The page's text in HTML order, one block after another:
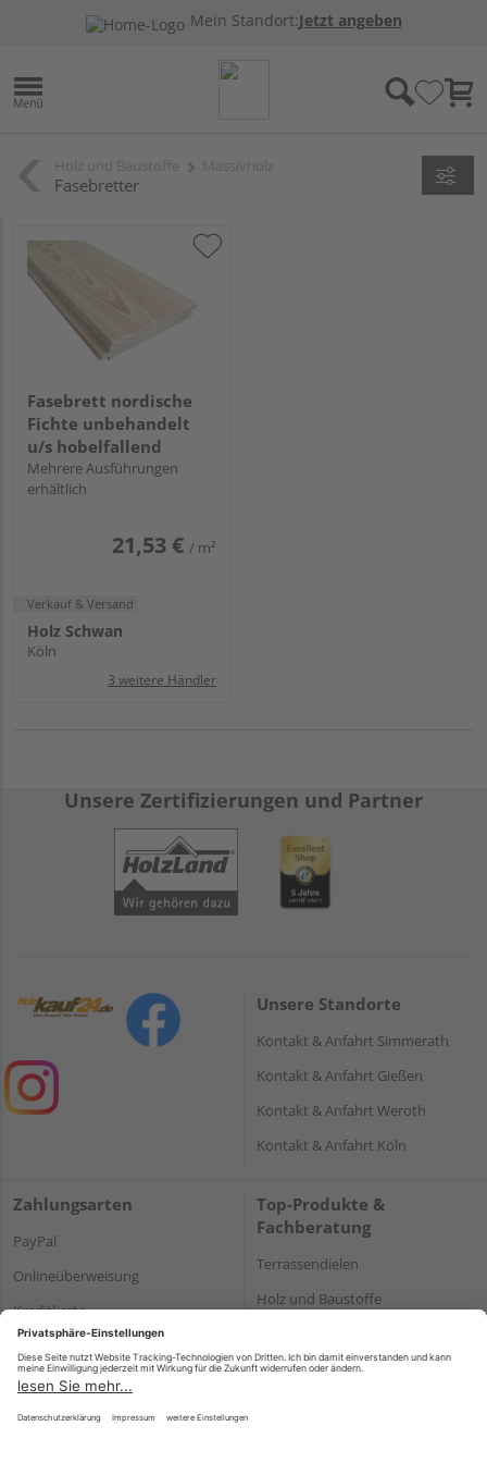
Mein Standort:Jetzt angeben
Fasebretter
Fasebrett nordische
Fichte unbehandelt
u/s hobelfallend
Mehrere Ausführungen
erhältlich
21,53 € / m²
Verkauf & Versand
Holz Schwan
Köln
3 weitere Händler
Unsere Zertifizierungen und Partner
Unsere Standorte
Kontakt & Anfahrt Simmerath
Kontakt & Anfahrt Gießen
Kontakt & Anfahrt Weroth
Kontakt & Anfahrt Köln
Zahlungsarten
PayPal
Onlineüberweisung
Kreditkarte
*Bonität vorausgesetzt
Top-Produkte &
Fachberatung
Terrassendielen
Holz und Baustoffe